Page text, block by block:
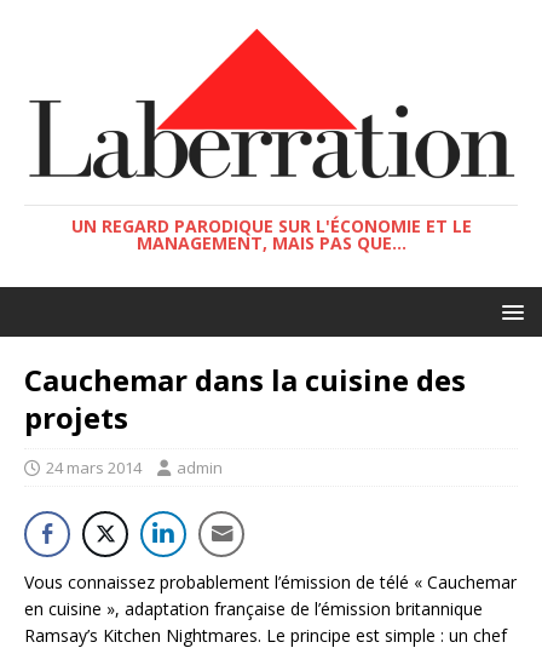
UN REGARD PARODIQUE SUR L'ÉCONOMIE ET LE
MANAGEMENT, MAIS PAS QUE...
Cauchemar dans la cuisine des
projets
24 mars 2014 admin
Vous connaissez probablement l’émission de télé « Cauchemar
en cuisine », adaptation française de l’émission britannique
Ramsay’s Kitchen Nightmares. Le principe est simple : un chef